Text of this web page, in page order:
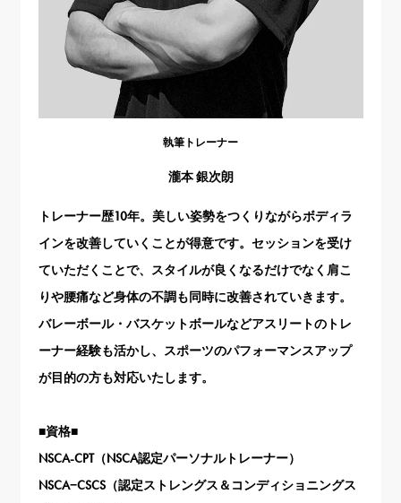
執筆トレーナー
瀧本 銀次朗
トレーナー歴10年。美しい姿勢をつくりながらボディラ
インを改善していくことが得意です。セッションを受け
ていただくことで、スタイルが良くなるだけでなく肩こ
りや腰痛など身体の不調も同時に改善されていきます。
バレーボール・バスケットボールなどアスリートのトレ
ーナー経験も活かし、スポーツのパフォーマンスアップ
が目的の方も対応いたします。
■資格■
NSCA-CPT（NSCA認定パーソナルトレーナー）
NSCA−CSCS（認定ストレングス＆コンディショニングス